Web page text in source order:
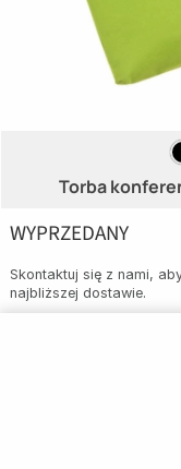
Torba
WYPRZEDANY
Skontaktuj się z nami,
najbliższej dostawie.